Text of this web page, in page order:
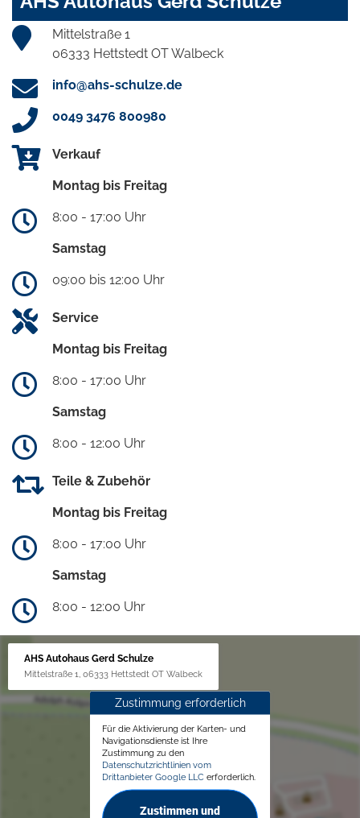
Mittelstraße 1
06333 Hettstedt OT Walbeck
info@ahs-schulze.de
0049 3476 800980
Verkauf
Montag bis Freitag
8:00 - 17:00 Uhr
Samstag
09:00 bis 12:00 Uhr
Service
Montag bis Freitag
8:00 - 17:00 Uhr
Samstag
8:00 - 12:00 Uhr
Teile & Zubehör
Montag bis Freitag
8:00 - 17:00 Uhr
Samstag
8:00 - 12:00 Uhr
AHS Autohaus Gerd Schulze
Mittelstraße 1, 06333 Hettstedt OT Walbeck
Zustimmung erforderlich
Für die Aktivierung der Karten- und
Navigationsdienste ist Ihre
Zustimmung zu den
Datenschutzrichtlinien vom
Drittanbieter Google LLC erforderlich.
Zustimmen und